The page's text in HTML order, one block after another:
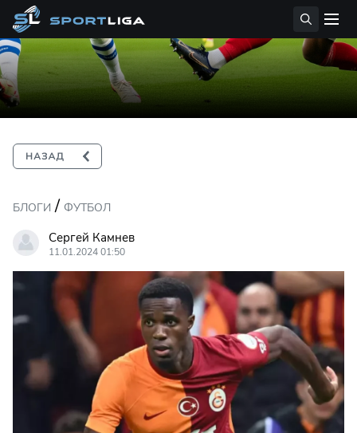
БЛОГИ / ФУТБОЛ
Сергей Камнев
11.01.2024 01:50